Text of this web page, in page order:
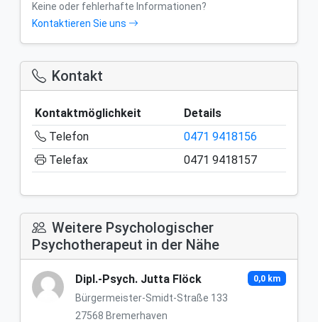
Keine oder fehlerhafte Informationen?
Kontaktieren Sie uns
Kontakt
Kontaktmöglichkeit
Details
Telefon
0471 9418156
Telefax
0471 9418157
Weitere Psychologischer
Psychotherapeut in der Nähe
Dipl.-Psych. Jutta Flöck
Bürgermeister-Smidt-Straße 133
27568 Bremerhaven
0,0 km